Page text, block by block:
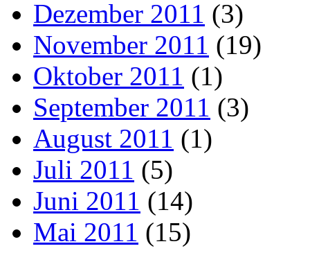
Dezember 2011 (3)
November 2011 (19)
Oktober 2011 (1)
September 2011 (3)
August 2011 (1)
Juli 2011 (5)
Juni 2011 (14)
Mai 2011 (15)